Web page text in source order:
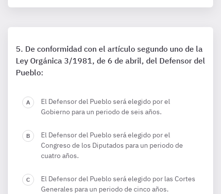
De conformidad con el artículo segundo uno de la
Ley Orgánica 3/1981, de 6 de abril, del Defensor del
Pueblo:
El Defensor del Pueblo será elegido por el
Gobierno para un periodo de seis años.
El Defensor del Pueblo será elegido por el
Congreso de los Diputados para un periodo de
cuatro años.
El Defensor del Pueblo será elegido por las Cortes
Generales para un periodo de cinco años.